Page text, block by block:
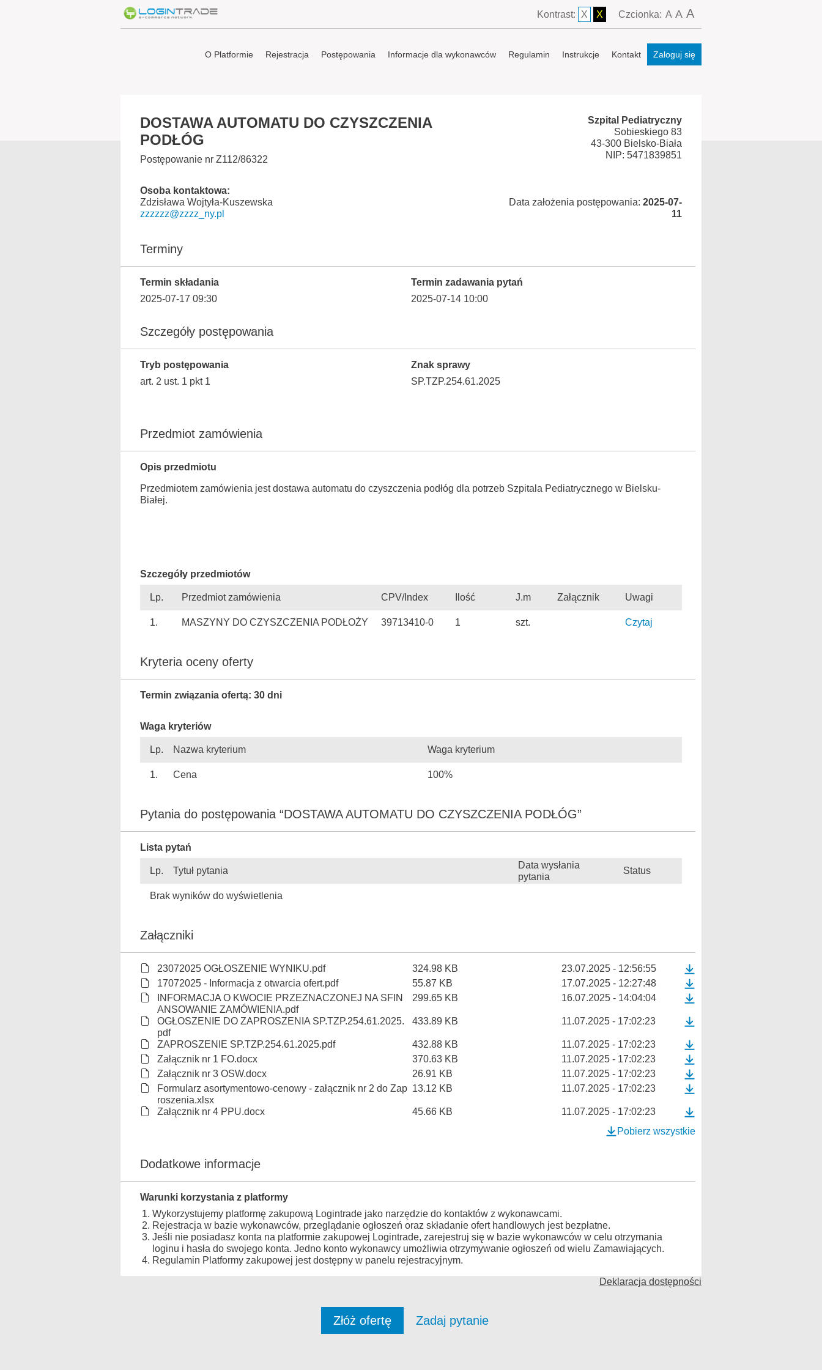
Kontrast: X X Czcionka: A A A
O Platformie Rejestracja Postępowania Informacje dla wykonawców Regulamin Instrukcje Kontakt Zaloguj się
DOSTAWA AUTOMATU DO CZYSZCZENIA
PODŁÓG
Postępowanie nr Z112/86322
Osoba kontaktowa:
Zdzisława Wojtyła-Kuszewska
zzzzzz@zzzz_ny.pl
Szpital Pediatryczny
Sobieskiego 83
43-300 Bielsko-Biała
NIP: 5471839851
Data założenia postępowania: 2025-07-
11
Terminy
Termin składania
2025-07-17 09:30
Termin zadawania pytań
2025-07-14 10:00
Szczegóły postępowania
Tryb postępowania
art. 2 ust. 1 pkt 1
Znak sprawy
SP.TZP.254.61.2025
Przedmiot zamówienia
Opis przedmiotu
Przedmiotem zamówienia jest dostawa automatu do czyszczenia podłóg dla potrzeb Szpitala Pediatrycznego w Bielsku-
Białej.
Szczegóły przedmiotów
Lp. Przedmiot zamówienia CPV/Index Ilość J.m Załącznik Uwagi
1. MASZYNY DO CZYSZCZENIA PODŁOŻY 39713410-0 1 szt. Czytaj
Kryteria oceny oferty
Termin związania ofertą: 30 dni
Waga kryteriów
Lp. Nazwa kryterium Waga kryterium
1. Cena 100%
Pytania do postępowania “DOSTAWA AUTOMATU DO CZYSZCZENIA PODŁÓG”
Lista pytań
Lp. Tytuł pytania
Data wysłania
pytania
Status
Brak wyników do wyświetlenia
Załączniki
23072025 OGŁOSZENIE WYNIKU.pdf 324.98 KB
23.07.2025 - 12:56:55
17072025 - Informacja z otwarcia ofert.pdf
55.87 KB
17.07.2025 - 12:27:48
INFORMACJA O KWOCIE PRZEZNACZONEJ NA SFIN
ANSOWANIE ZAMÓWIENIA.pdf
299.65 KB 16.07.2025 - 14:04:04
OGŁOSZENIE DO ZAPROSZENIA SP.TZP.254.61.2025.
pdf
433.89 KB 11.07.2025 - 17:02:23
ZAPROSZENIE SP.TZP.254.61.2025.pdf 432.88 KB
11.07.2025 - 17:02:23
Załącznik nr 1 FO.docx
370.63 KB
11.07.2025 - 17:02:23
Załącznik nr 3 OSW.docx
26.91 KB
11.07.2025 - 17:02:23
Formularz asortymentowo-cenowy - załącznik nr 2 do Zap
roszenia.xlsx
13.12 KB 11.07.2025 - 17:02:23
Załącznik nr 4 PPU.docx 45.66 KB
11.07.2025 - 17:02:23
Pobierz wszystkie
Dodatkowe informacje
Warunki korzystania z platformy
Wykorzystujemy platformę zakupową Logintrade jako narzędzie do kontaktów z wykonawcami.
Rejestracja w bazie wykonawców, przeglądanie ogłoszeń oraz składanie ofert handlowych jest bezpłatne.
Jeśli nie posiadasz konta na platformie zakupowej Logintrade, zarejestruj się w bazie wykonawców w celu otrzymania
loginu i hasła do swojego konta. Jedno konto wykonawcy umożliwia otrzymywanie ogłoszeń od wielu Zamawiających.
Regulamin Platformy zakupowej jest dostępny w panelu rejestracyjnym.
Deklaracja dostępności
Złóż ofertę Zadaj pytanie